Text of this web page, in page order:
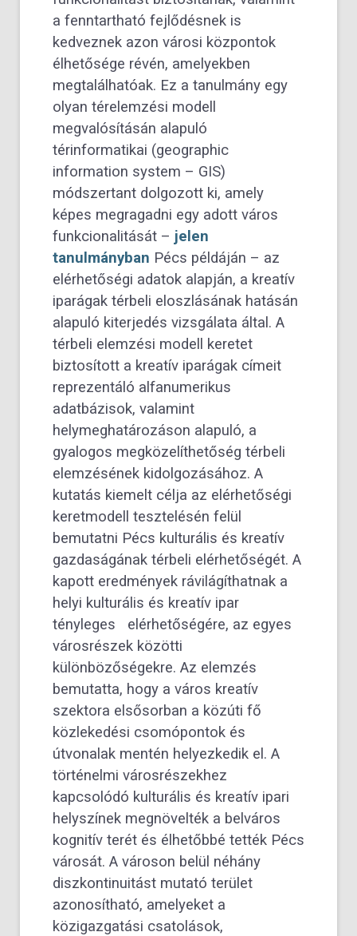
a fenntartható fejlődésnek is
kedveznek azon városi központok
élhetősége révén, amelyekben
megtalálhatóak. Ez a tanulmány egy
olyan térelemzési modell
megvalósításán alapuló
térinformatikai (geographic
information system – GIS)
módszertant dolgozott ki, amely
képes megragadni egy adott város
funkcionalitását – jelen
tanulmányban Pécs példáján – az
elérhetőségi adatok alapján, a kreatív
iparágak térbeli eloszlásának hatásán
alapuló kiterjedés vizsgálata által. A
térbeli elemzési modell keretet
biztosított a kreatív iparágak címeit
reprezentáló alfanumerikus
adatbázisok, valamint
helymeghatározáson alapuló, a
gyalogos megközelíthetőség térbeli
elemzésének kidolgozásához. A
kutatás kiemelt célja az elérhetőségi
keretmodell tesztelésén felül
bemutatni Pécs kulturális és kreatív
gazdaságának térbeli elérhetőségét. A
kapott eredmények rávilágíthatnak a
helyi kulturális és kreatív ipar
tényleges elérhetőségére, az egyes
városrészek közötti
különbözőségekre. Az elemzés
bemutatta, hogy a város kreatív
szektora elsősorban a közúti fő
közlekedési csomópontok és
útvonalak mentén helyezkedik el. A
történelmi városrészekhez
kapcsolódó kulturális és kreatív ipari
helyszínek megnövelték a belváros
kognitív terét és élhetőbbé tették Pécs
városát. A városon belül néhány
diszkontinuitást mutató terület
azonosítható, amelyeket a
közigazgatási csatolások,